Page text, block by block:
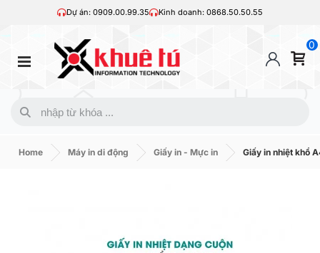
Dự án: 0909.00.99.35 Kinh doanh: 0868.50.50.55
0
Home Máy in di động Giấy in - Mực in Giấy in nhiệt khổ